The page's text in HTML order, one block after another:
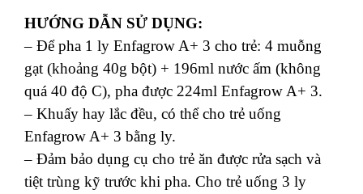
HƯỚNG DẪN SỬ DỤNG:
– Để pha 1 ly Enfagrow A+ 3 cho trẻ: 4 muỗng
gạt (khoảng 40g bột) + 196ml nước ấm (không
quá 40 độ C), pha được 224ml Enfagrow A+ 3.
– Khuấy hay lắc đều, có thể cho trẻ uống
Enfagrow A+ 3 bằng ly.
– Đảm bảo dụng cụ cho trẻ ăn được rửa sạch và
tiệt trùng kỹ trước khi pha. Cho trẻ uống 3 ly